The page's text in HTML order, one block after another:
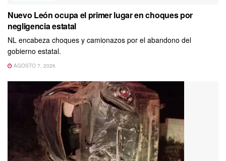
Nuevo León ocupa el primer lugar en choques por
negligencia estatal
NL encabeza choques y camionazos por el abandono del
gobierno estatal.
AGOSTO 7, 2026